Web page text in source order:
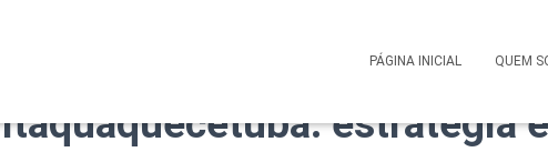
PÁGINA INICIAL QUEM
Plano de Saúde Corporativo
Itaquaquecetuba: estratégia